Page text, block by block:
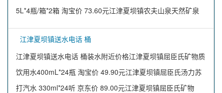
5L*4瓶/箱*2箱 淘宝价 73.60元江津夏坝镇农夫山泉天然矿泉
江津夏坝镇送水电话 桶
江津夏坝镇送水电话 桶装水附近价格江津夏坝镇屈臣氏矿物质
饮用水400mL*24瓶 淘宝价 49.90元江津夏坝镇屈臣氏汤力苏
打汽水 330ml*24听 京东价 89.00元江津夏坝镇屈臣氏矿物